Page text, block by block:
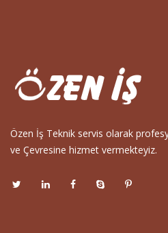
Özen İş Teknik servis olarak
ve Çevresine hizmet vermekteyiz.